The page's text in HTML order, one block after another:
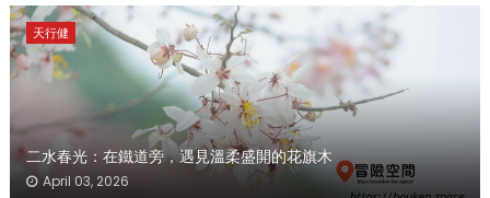
天行健
二水春光：在鐵道旁，遇見溫柔盛開的花旗木
April 03, 2026